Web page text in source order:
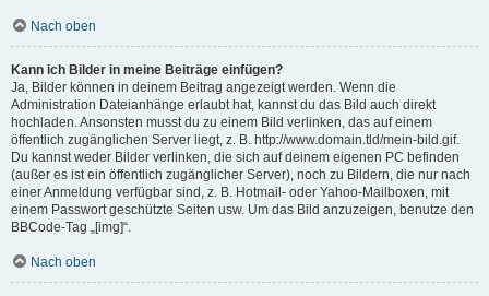
Nach oben
Kann ich Bilder in meine Beiträge einfügen?
Ja, Bilder können in deinem Beitrag angezeigt werden. Wenn die
Administration Dateianhänge erlaubt hat, kannst du das Bild auch direkt
hochladen. Ansonsten musst du zu einem Bild verlinken, das auf einem
öffentlich zugänglichen Server liegt, z. B. http://www.domain.tld/mein-bild.gif.
Du kannst weder Bilder verlinken, die sich auf deinem eigenen PC befinden
(außer es ist ein öffentlich zugänglicher Server), noch zu Bildern, die nur nach
einer Anmeldung verfügbar sind, z. B. Hotmail- oder Yahoo-Mailboxen, mit
einem Passwort geschützte Seiten usw. Um das Bild anzuzeigen, benutze den
BBCode-Tag „[img]“.
Nach oben